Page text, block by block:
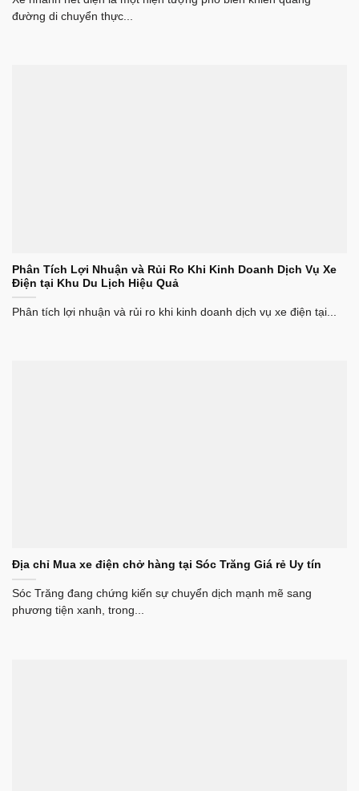
đường di chuyển thực...
Phân Tích Lợi Nhuận và Rủi Ro Khi Kinh Doanh Dịch Vụ Xe
Điện tại Khu Du Lịch Hiệu Quả
Phân tích lợi nhuận và rủi ro khi kinh doanh dịch vụ xe điện tại...
Địa chỉ Mua xe điện chở hàng tại Sóc Trăng Giá rẻ Uy tín
Sóc Trăng đang chứng kiến sự chuyển dịch mạnh mẽ sang
phương tiện xanh, trong...